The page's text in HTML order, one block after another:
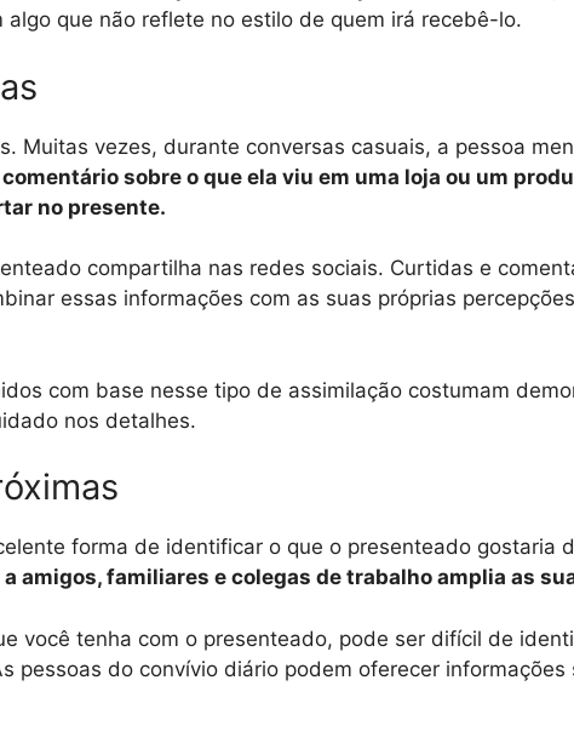
que não reflete no estilo de quem irá recebê-lo.
Muitas vezes, durante conversas casuais, a pessoa
sobre o que ela viu em uma loja ou um
no presente.
compartilha nas redes sociais. Curtidas e
essas informações com as suas próprias
com base nesse tipo de assimilação costumam
nos detalhes.
forma de identificar o que o presenteado gostaria
amigos, familiares e colegas de trabalho amplia as
você tenha com o presenteado, pode ser difícil de
pessoas do convívio diário podem oferecer informações